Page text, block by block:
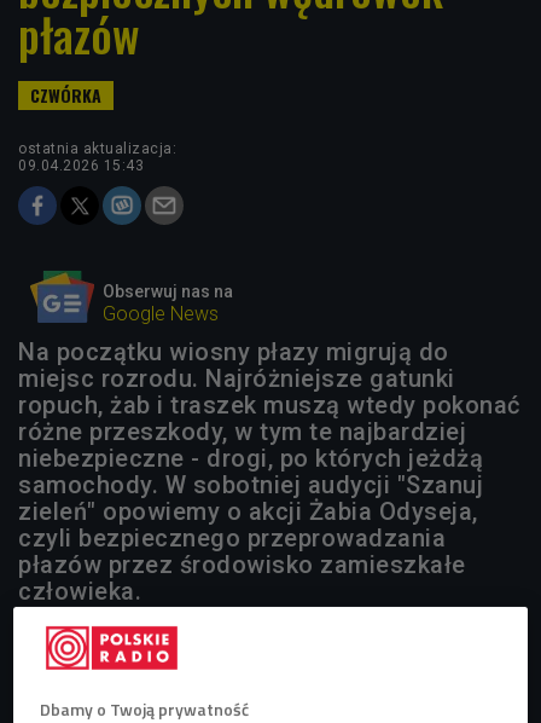
płazów
ostatnia aktualizacja:
09.04.2026 15:43
Obserwuj nas na
Google News
Na początku wiosny płazy migrują do
miejsc rozrodu. Najróżniejsze gatunki
ropuch, żab i traszek muszą wtedy pokonać
różne przeszkody, w tym te najbardziej
niebezpieczne - drogi, po których jeżdżą
samochody. W sobotniej audycji "Szanuj
zieleń" opowiemy o akcji Żabia Odyseja,
czyli bezpiecznego przeprowadzania
płazów przez środowisko zamieszkałe
człowieka.
Dbamy o Twoją prywatność